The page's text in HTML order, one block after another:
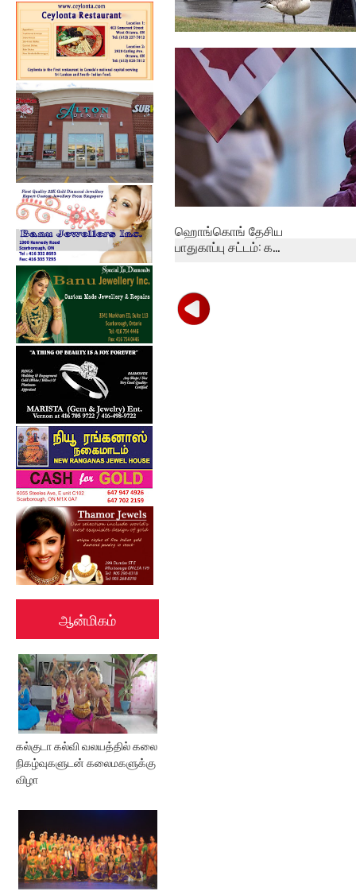
ஆன்மிகம்
கல்குடா கல்வி வலயத்தில் கலை
நிகழ்வுகளுடன் கலைமகளுக்கு
விழா
கனடாவில் 8.5 மில்லியனுக்கும்
அதிகமா...
ஹொங்கொங் தேசிய
பாதுகாப்பு சட்டம்: க...